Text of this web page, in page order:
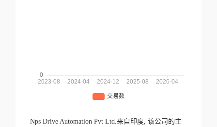
Nps Drive Automation Pvt Ltd.来自印度, 该公司的主